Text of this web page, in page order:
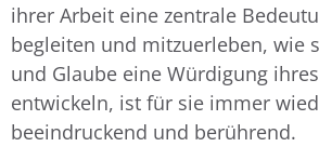
ihrer Arbeit eine zentrale
begleiten und mitzuerleben, wie
und Glaube eine Würdigung
entwickeln, ist für sie immer
beeindruckend und berührend.